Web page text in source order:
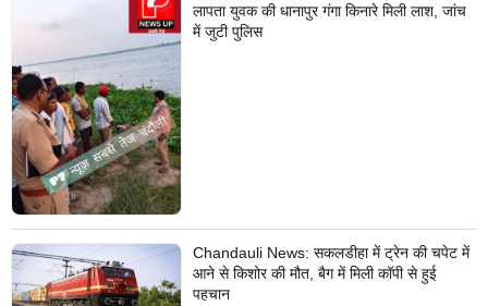
लापता युवक की धानापुर गंगा किनारे मिली लाश, जांच
में जुटी पुलिस
Chandauli News: सकलडीहा में ट्रेन की चपेट में
आने से किशोर की मौत, बैग में मिली कॉपी से हुई
पहचान